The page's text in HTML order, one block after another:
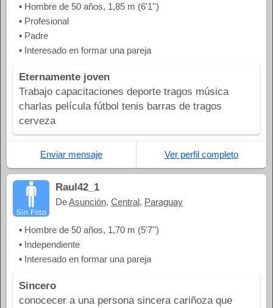
▪ Hombre de 50 años, 1,85 m (6'1'')
▪ Profesional
▪ Padre
▪ Interesado en formar una pareja
Eternamente joven
Trabajo capacitaciones deporte tragos música
charlas película fútbol tenis barras de tragos
cerveza
Enviar mensaje Ver perfil completo
Raul42_1
DeAsunción, Central, Paraguay
▪ Hombre de 50 años, 1,70 m (5'7'')
▪ Independiente
▪ Interesado en formar una pareja
Sincero
conocecer a una persona sincera cariñoza que